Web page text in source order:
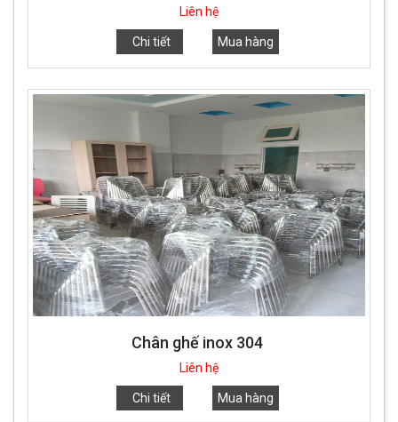
Liên hệ
Chi tiết Mua hàng
Chân ghế inox 304
Liên hệ
Chi tiết Mua hàng